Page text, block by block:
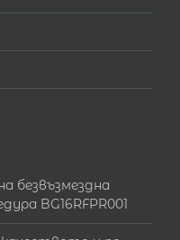
безвъзмездна
BG16RFPR001